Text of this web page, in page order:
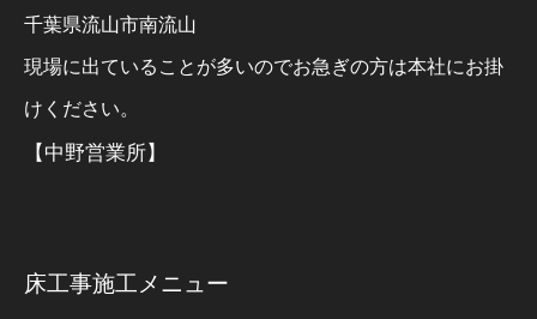
千葉県流山市南流山
現場に出ていることが多いのでお急ぎの方は本社にお掛
けください。
【中野営業所】
床工事施工メニュー